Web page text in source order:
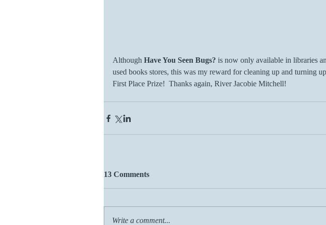
Although Have You Seen Bugs? is now only available in libraries
used books stores, this was my reward for cleaning up and turning
First Place Prize!  Thanks again, River Jacobie Mitchell!
13 Comments
Write a comment...